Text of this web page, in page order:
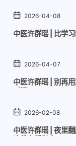
2026-04-08
中医许群瑶 | 比学
2026-04-07
中医许群瑶 | 别再
2026-02-08
中医许群瑶 | 夜里